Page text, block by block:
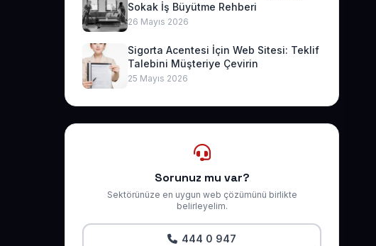
Sokak İş Büyütme Rehberi
26 Mayıs 2026
Sigorta Acentesi İçin Web Sitesi: Teklif
Talebini Müşteriye Çevirin
25 Mayıs 2026
Sorunuz mu var?
Sektörünüze en uygun web çözümünü birlikte
belirleyelim.
444 0 947